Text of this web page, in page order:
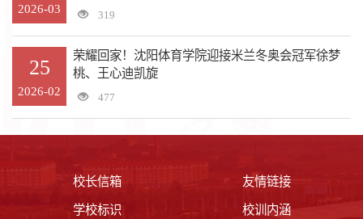
2026-03 319
25
2026-02
荣耀回家！沈阳体育学院迎接米兰冬奥会冠军徐梦
桃、王心迪凯旋
477
校长信箱 友情链接
学校标识 校训内涵